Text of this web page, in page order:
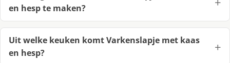
en hesp te maken?
Uit welke keuken komt Varkenslapje met kaas
en hesp?